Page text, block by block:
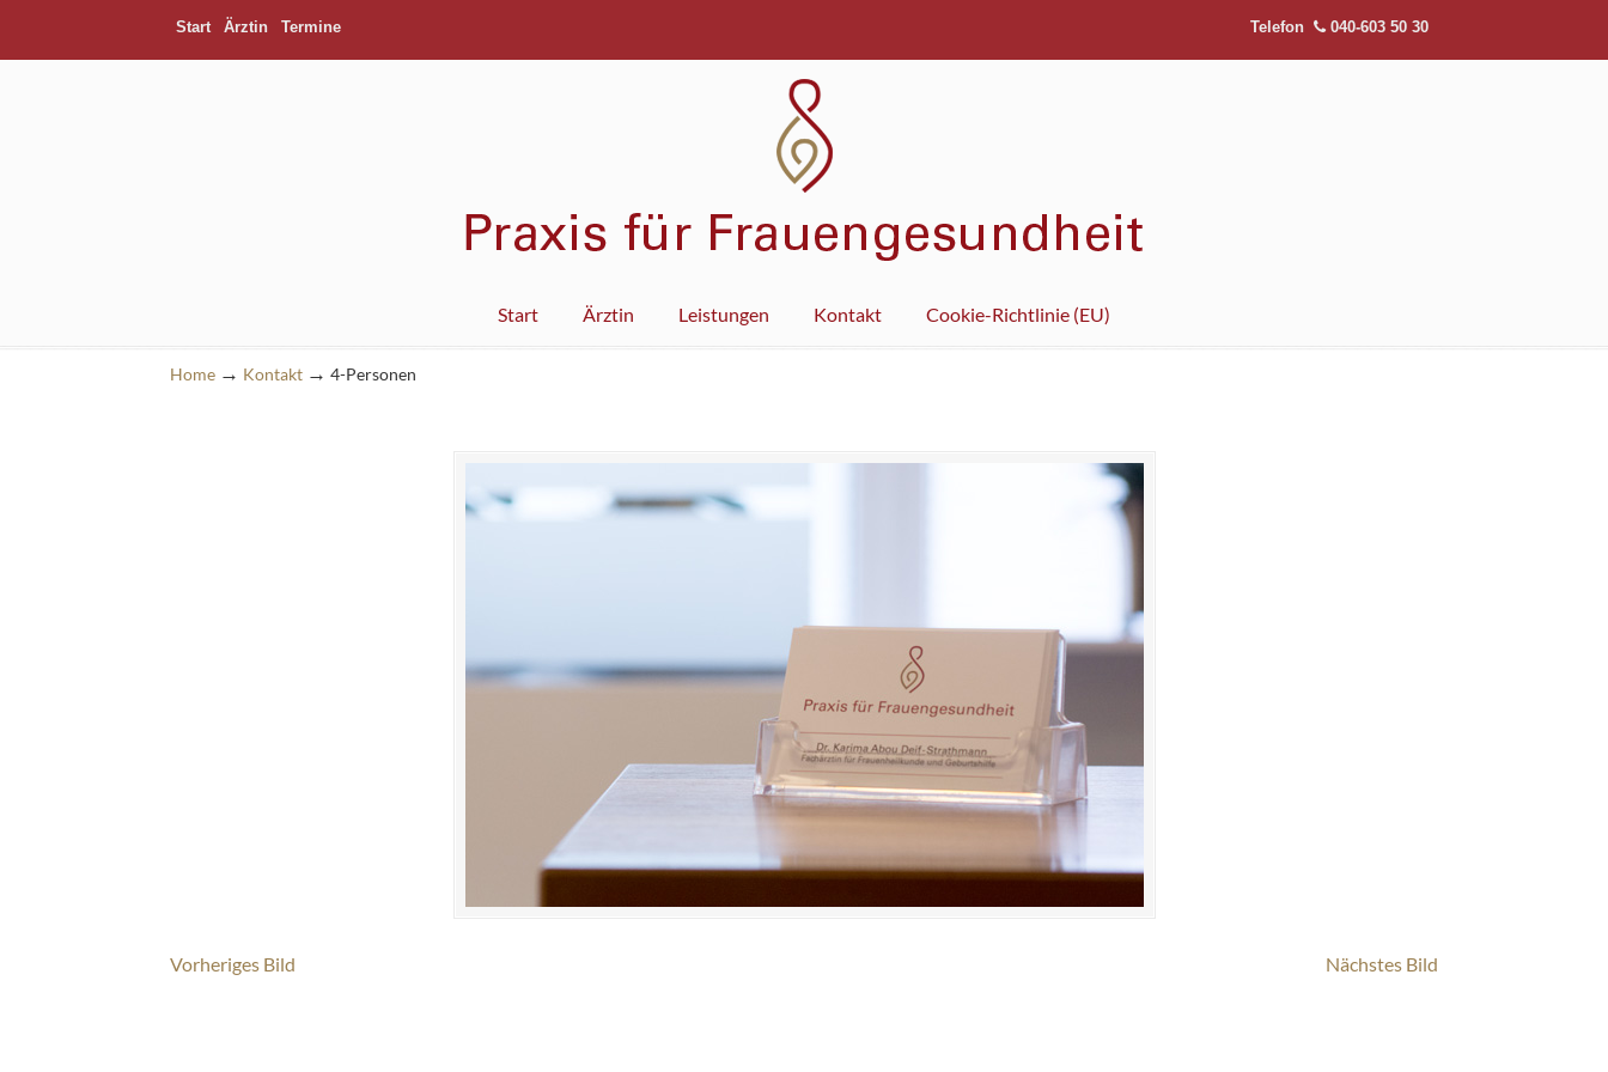
Start Ärztin Termine Telefon 040-603 50 30
Start Ärztin Leistungen Kontakt Cookie-Richtlinie (EU)
Navigation
Home → Kontakt → 4-Personen
Vorheriges Bild Nächstes Bild